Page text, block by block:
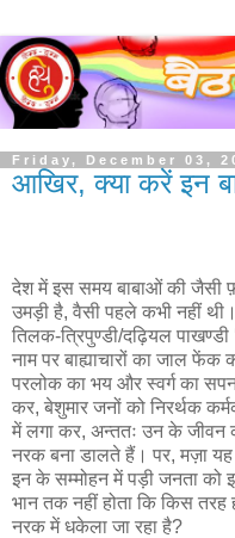
Friday, December 03,
आखिर, क्या करें इन
देश में इस समय बाबाओं की जैसी
उमड़ी है, वैसी पहले कभी नहीं
तिलक-त्रिपुण्डी/दढ़ियल पाखण्डी
नाम पर बाह्याचारों का जाल फेंक
परलोक का भय और स्वर्ग का
कर, बेशुमार जनों को निरर्थक
में लगा कर, अन्ततः उन के जीवन
नरक बना डालते हैं। पर, मज़ा
इन के सम्मोहन में पड़ी जनता को
भान तक नहीं होता कि किस तरह
नरक में धकेला जा रहा है?